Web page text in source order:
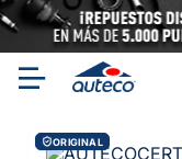
ORIGINAL